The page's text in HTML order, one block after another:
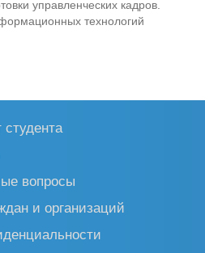
управленческих кадров.
технологий
вопросы
и организаций